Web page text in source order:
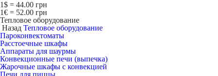
1$ = 44.00 грн
1€ = 52.00 грн
Тепловое оборудование
Назад Тепловое оборудование
Пароконвектоматы
Расcтоечные шкафы
Аппараты для шаурмы
Конвекционные печи (выпечка)
Жарочные шкафы с конвекцией
Печи для пиццы